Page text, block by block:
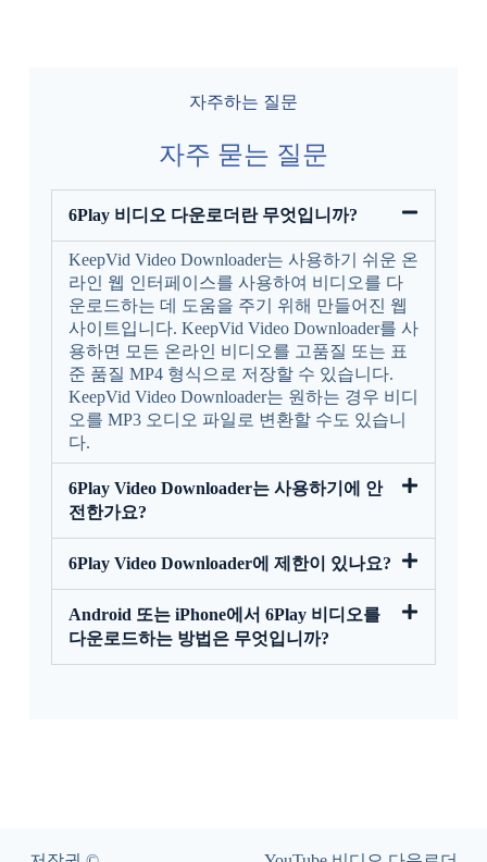
자주하는 질문
자주 묻는 질문
6Play 비디오 다운로더란 무엇입니까?
KeepVid Video Downloader는 사용하기 쉬운 온
라인 웹 인터페이스를 사용하여 비디오를 다
운로드하는 데 도움을 주기 위해 만들어진 웹
사이트입니다. KeepVid Video Downloader를 사
용하면 모든 온라인 비디오를 고품질 또는 표
준 품질 MP4 형식으로 저장할 수 있습니다.
KeepVid Video Downloader는 원하는 경우 비디
오를 MP3 오디오 파일로 변환할 수도 있습니
다.
6Play Video Downloader는 사용하기에 안
전한가요?
6Play Video Downloader에 제한이 있나요?
Android 또는 iPhone에서 6Play 비디오를
다운로드하는 방법은 무엇입니까?